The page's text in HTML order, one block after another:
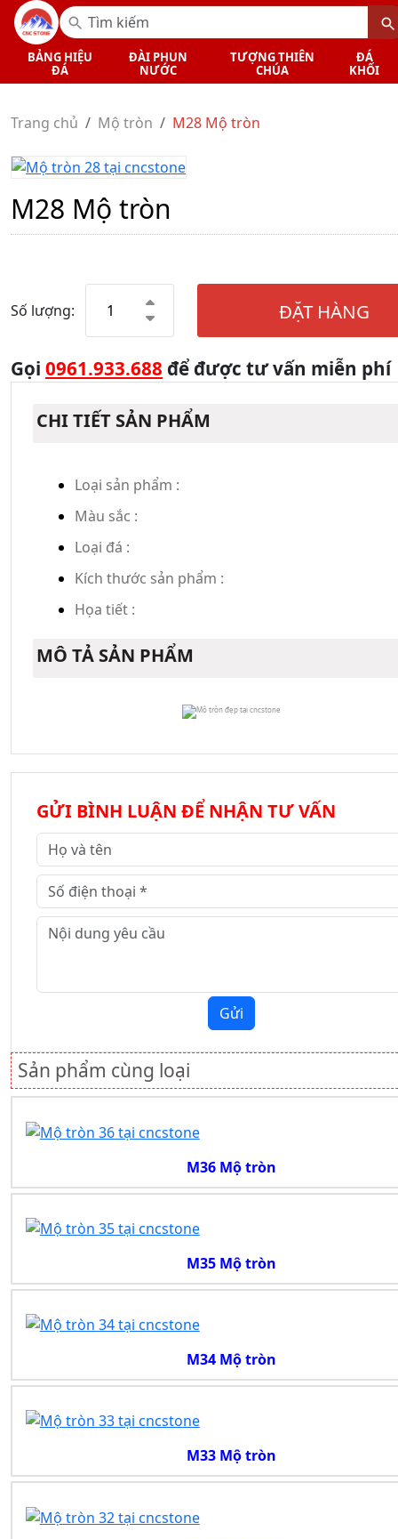
BẢNG HIỆU
ĐÁ
ĐÀI PHUN
NƯỚC
TƯỢNG THIÊN
CHÚA
ĐÁ
KHỐI
Trang chủ Mộ tròn M28 Mộ tròn
M28 Mộ tròn
Số lượng: ĐẶT HÀNG
Gọi 0961.933.688 để được tư vấn miễn phí
CHI TIẾT SẢN PHẨM
Loại sản phẩm :
Màu sắc :
Loại đá :
Kích thước sản phẩm :
Họa tiết :
MÔ TẢ SẢN PHẨM
GỬI BÌNH LUẬN ĐỂ NHẬN TƯ VẤN
Gửi
Sản phẩm cùng loại
M36 Mộ tròn
M35 Mộ tròn
M34 Mộ tròn
M33 Mộ tròn